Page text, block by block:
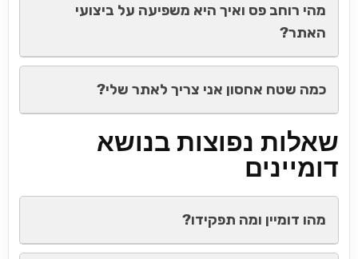
מהי רוחב פס ואיך היא משפיעה על ביצועי
האתר?
כמה שטח אחסון אני צריך לאתר שלי?
שאלות נפוצות בנושא
דומיינים
מהו דומיין ומה תפקידו?